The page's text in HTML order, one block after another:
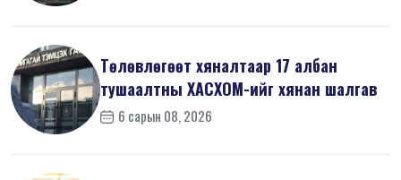
Төлөвлөгөөт хяналтаар 17 албан
тушаалтны ХАСХОМ-ийг хянан шалгав
6 сарын 08, 2026